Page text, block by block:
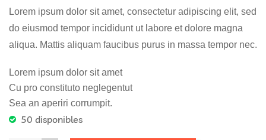
valoracione
s de
clientes
Lorem ipsum dolor sit amet, consectetur adipiscing elit, sed
do eiusmod tempor incididunt ut labore et dolore magna
aliqua. Mattis aliquam faucibus purus in massa tempor nec.
Lorem ipsum dolor sit amet
Cu pro constituto neglegentut
Sea an aperiri corrumpit.
50 disponibles